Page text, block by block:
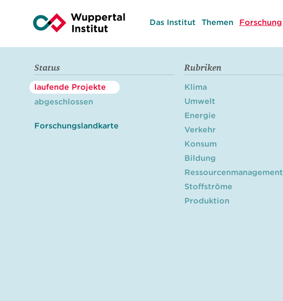
Das Institut Themen Forschung
Status
laufende Projekte
abgeschlossen
Forschungslandkarte
Rubriken
Klima
Umwelt
Energie
Verkehr
Konsum
Bildung
Ressourcenmanagement
Stoffströme
Produktion